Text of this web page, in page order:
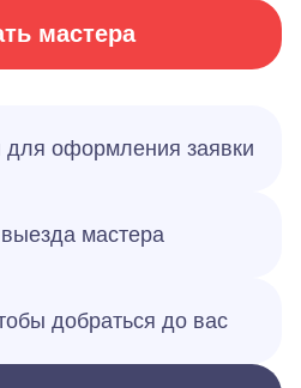
мастера
для оформления заявки
мастера
добраться до вас